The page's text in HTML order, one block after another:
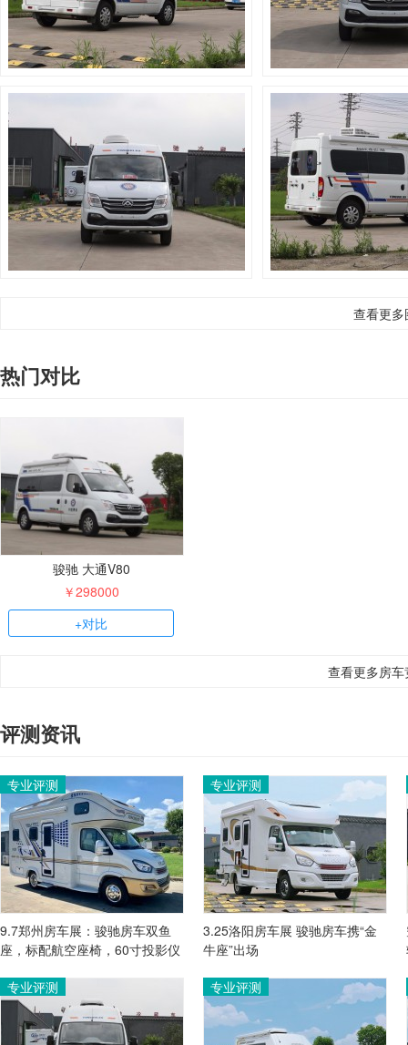
查看更多
热门对比
骏驰 大通V80
￥298000
+对比
查看更多房
评测资讯
专业评测
9.7郑州房车展：骏驰房车双鱼
座，标配航空座椅，60寸投影仪
专业评测
3.25洛阳房车展 骏驰房车携“金
牛座”出场
专业评测
专业评测